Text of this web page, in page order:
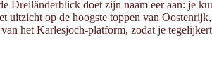
Dreiländerblick doet zijn naam eer aan: je
uitzicht op de hoogste toppen van
het Karlesjoch-platform, zodat je